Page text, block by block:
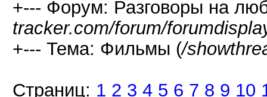
+--- Форум: Разговоры на
tracker.com/forum/
+--- Тема: Фильмы (/
Страниц: 1 2 3 4 5 6 7 8 9 10